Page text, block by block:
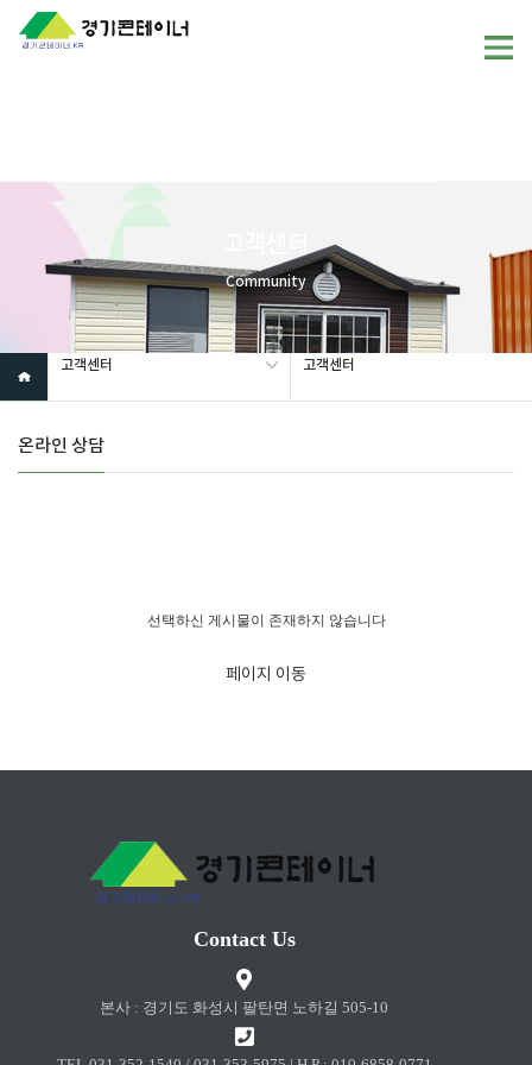
Warning: mysql_fetch_array(): supplied argument is not a valid
MySQL result resource in
/home/gunggictr/gungboard/view.php
Community
고객센터 고객센터
온라인 상담
선택하신 게시물이 존재하지 않습니다
페이지 이동
Contact Us
본사 : 경기도 화성시 팔탄면 노하길 505-10